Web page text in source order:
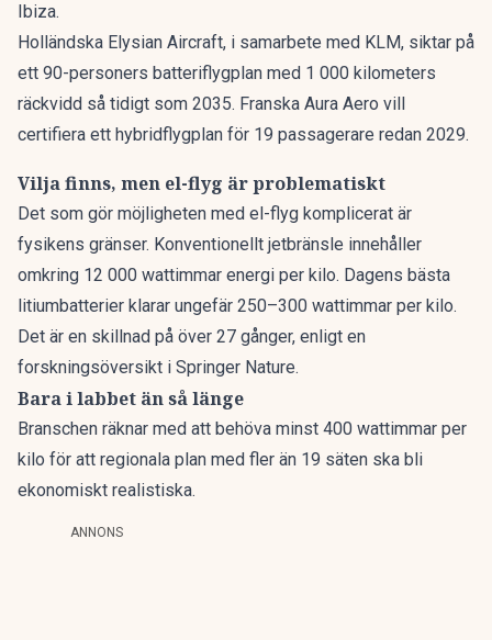
Ibiza.
Holländska Elysian Aircraft, i samarbete med KLM, siktar på
ett 90-personers batteriflygplan med 1 000 kilometers
räckvidd så tidigt som 2035. Franska Aura Aero vill
certifiera ett hybridflygplan för 19 passagerare redan 2029.
Vilja finns, men el-flyg är problematiskt
Det som gör möjligheten med el-flyg komplicerat är
fysikens gränser. Konventionellt jetbränsle innehåller
omkring 12 000 wattimmar energi per kilo. Dagens bästa
litiumbatterier klarar ungefär 250–300 wattimmar per kilo.
Det är en skillnad på över 27 gånger, enligt en
forskningsöversikt i Springer Nature.
Bara i labbet än så länge
Branschen räknar med att behöva minst 400 wattimmar per
kilo för att regionala plan med fler än 19 säten ska bli
ekonomiskt realistiska.
ANNONS